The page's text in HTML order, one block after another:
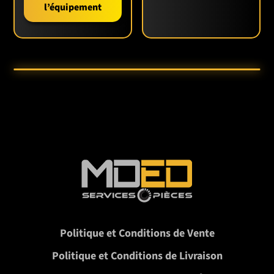
l’équipement
Politique et Conditions de Vente
Politique et Conditions de Livraison